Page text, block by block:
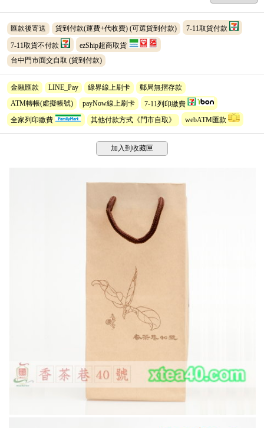
匯款後寄送 貨到付款(運費+代收費) (可選貨到付款) 7-11取貨付款
7-11取貨不付款
ezShip超商取貨
台中門市面交自取 (貨到付款)
金融匯款 LINE_Pay 綠界線上刷卡
郵局無摺存款
ATM轉帳(虛擬帳號)
payNow線上刷卡 7-11列印繳費
全家列印繳費 其他付款方式《門市自取》 webATM匯款
加入到收藏匣